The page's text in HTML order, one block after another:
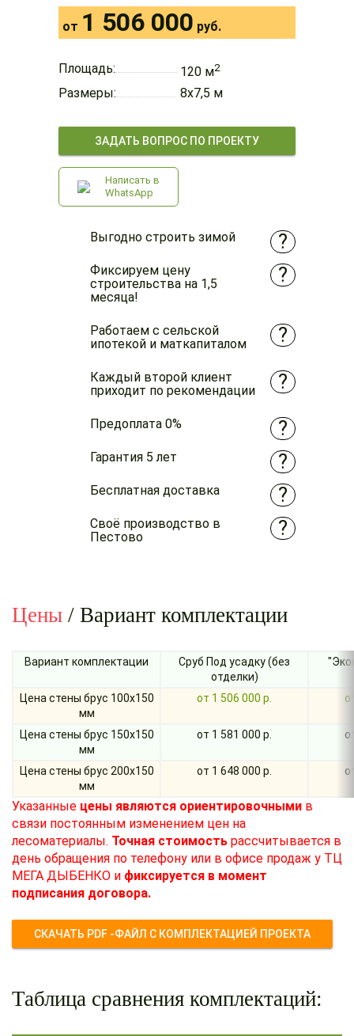
от 1 506 000 руб.
Площадь: 120 м2
Размеры: 8х7,5 м
ЗАДАТЬ ВОПРОС ПО ПРОЕКТУ
Написать в
WhatsApp
Выгодно строить зимой ?
Фиксируем цену
строительства на 1,5
месяца!
?
Работаем с сельской
ипотекой и маткапиталом
?
Каждый второй клиент
приходит по рекомендации
?
Предоплата 0% ?
Гарантия 5 лет ?
Бесплатная доставка ?
Своё производство в
Пестово
?
Цены / Вариант комплектации
Вариант комплектации
Сруб Под усадку (без
отделки)
Цена стены брус 100х150
мм
от 1 506 000 р.
Цена стены брус 150х150
мм
от 1 581 000 р.
Цена стены брус 200х150
мм
от 1 648 000 р.
Указанные цены являются ориентировочными в
связи постоянным изменением цен на
лесоматериалы. Точная стоимость рассчитывается в
день обращения по телефону или в офисе продаж у ТЦ
МЕГА ДЫБЕНКО и фиксируется в момент
подписания договора.
СКАЧАТЬ PDF -ФАЙЛ С КОМПЛЕКТАЦИЕЙ ПРОЕКТА
Таблица сравнения комплектаций: